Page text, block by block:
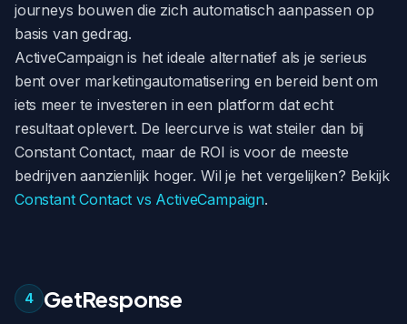
journeys bouwen die zich automatisch aanpassen op
basis van gedrag.
ActiveCampaign is het ideale alternatief als je serieus
bent over marketingautomatisering en bereid bent om
iets meer te investeren in een platform dat echt
resultaat oplevert. De leercurve is wat steiler dan bij
Constant Contact, maar de ROI is voor de meeste
bedrijven aanzienlijk hoger. Wil je het vergelijken? Bekijk
Constant Contact vs ActiveCampaign.
4 GetResponse